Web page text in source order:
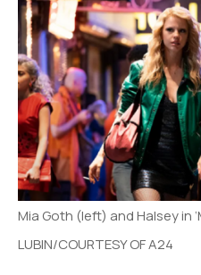
Mia Goth (left) and Halsey in
LUBIN/COURTESY OF A24